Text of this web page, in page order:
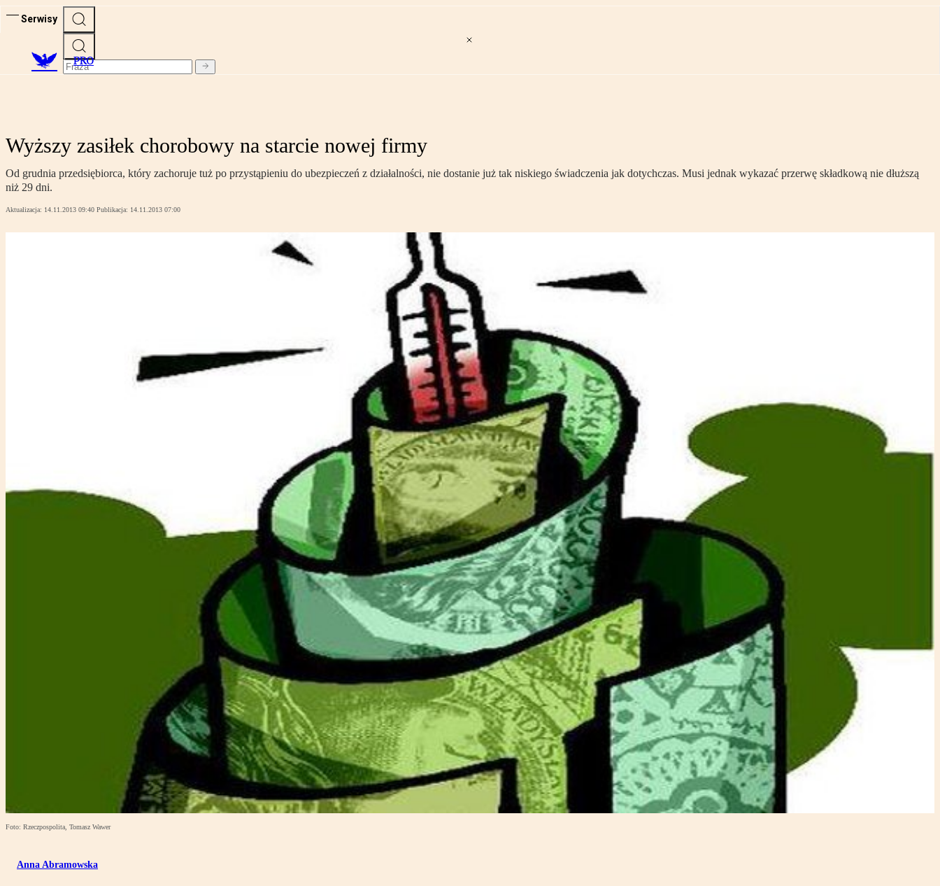
Serwisy
PRO
Wyższy zasiłek chorobowy na starcie nowej firmy
Od grudnia przedsiębiorca, który zachoruje tuż po przystąpieniu do ubezpieczeń z działalności, nie dostanie już tak niskiego świadczenia jak dotychczas. Musi jednak wykazać przerwę składkową nie dłuższą
niż 29 dni.
Aktualizacja: 14.11.2013 09:40 Publikacja: 14.11.2013 07:00
Foto: Rzeczpospolita, Tomasz Wawer
Anna Abramowska